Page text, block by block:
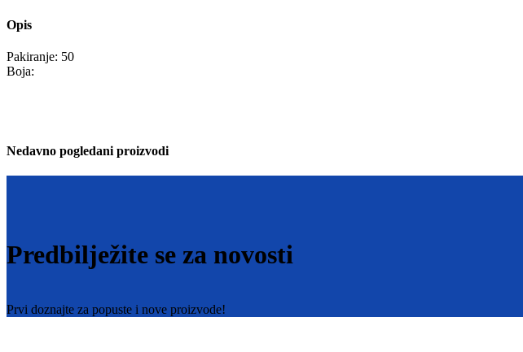
Opis
Pakiranje: 50
Boja:
Nedavno pogledani proizvodi
Predbilježite se za novosti
Prvi doznajte za popuste i nove proizvode!